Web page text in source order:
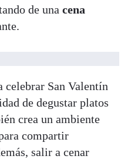
de una cena
celebrar San Valentín
de degustar platos
crea un ambiente
compartir
salir a cenar